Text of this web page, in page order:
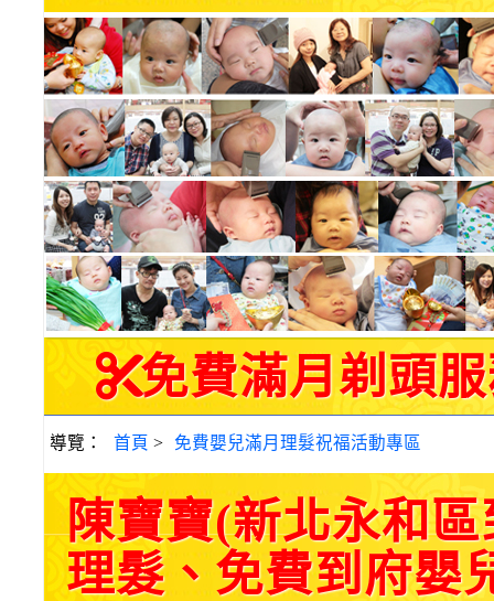
免費滿月剃頭服
導覽： 首頁 > 免費嬰兒滿月理髮祝福活動專區
陳寶寶(新北永和
理髮、免費到府嬰